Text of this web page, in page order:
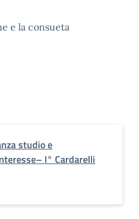
e la consueta
studio e
I° Cardarelli